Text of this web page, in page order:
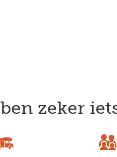
zeker